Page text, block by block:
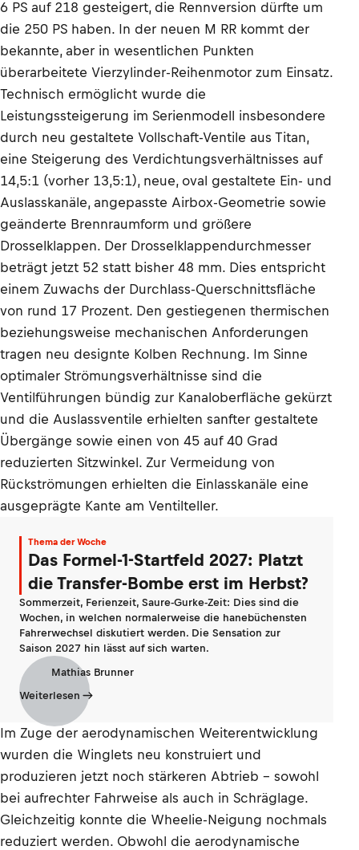
6 PS auf 218 gesteigert, die Rennversion dürfte um
die 250 PS haben. In der neuen M RR kommt der
bekannte, aber in wesentlichen Punkten
überarbeitete Vierzylinder-Reihenmotor zum Einsatz.
Technisch ermöglicht wurde die
Leistungssteigerung im Serienmodell insbesondere
durch neu gestaltete Vollschaft-Ventile aus Titan,
eine Steigerung des Verdichtungsverhältnisses auf
14,5:1 (vorher 13,5:1), neue, oval gestaltete Ein- und
Auslasskanäle, angepasste Airbox-Geometrie sowie
geänderte Brennraumform und größere
Drosselklappen. Der Drosselklappendurchmesser
beträgt jetzt 52 statt bisher 48 mm. Dies entspricht
einem Zuwachs der Durchlass-Querschnittsfläche
von rund 17 Prozent. Den gestiegenen thermischen
beziehungsweise mechanischen Anforderungen
tragen neu designte Kolben Rechnung. Im Sinne
optimaler Strömungsverhältnisse sind die
Ventilführungen bündig zur Kanaloberfläche gekürzt
und die Auslassventile erhielten sanfter gestaltete
Übergänge sowie einen von 45 auf 40 Grad
reduzierten Sitzwinkel. Zur Vermeidung von
Rückströmungen erhielten die Einlasskanäle eine
ausgeprägte Kante am Ventilteller.
Thema der Woche
Das Formel-1-Startfeld 2027: Platzt
die Transfer-Bombe erst im Herbst?
Sommerzeit, Ferienzeit, Saure-Gurke-Zeit: Dies sind die
Wochen, in welchen normalerweise die hanebüchensten
Fahrerwechsel diskutiert werden. Die Sensation zur
Saison 2027 hin lässt auf sich warten.
Mathias Brunner
Weiterlesen
Im Zuge der aerodynamischen Weiterentwicklung
wurden die Winglets neu konstruiert und
produzieren jetzt noch stärkeren Abtrieb – sowohl
bei aufrechter Fahrweise als auch in Schräglage.
Gleichzeitig konnte die Wheelie-Neigung nochmals
reduziert werden. Obwohl die aerodynamische